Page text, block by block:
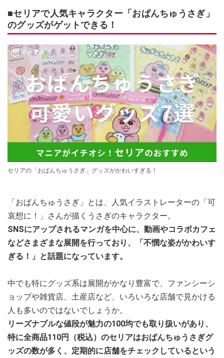
■セリアで人気キャラクター「おぱんちゅうさぎ」
のグッズがゲットできる！
セリアの「おぱんちゅうさぎ」グッズがかわいすぎる！
「おぱんちゅうさぎ」とは、人気イラストレーターの「可
哀想に！」さんが描くうさぎのキャラクター。
SNSにアップされるマンガを中心に、動画やコラボカフェ
などさまざまな展開を行っており、「不憫な姿がかわいす
ぎる！」と話題になっています。
中でも特にグッズ系は展開がかなり豊富で、ファンシーシ
ョップや雑貨店、土産店など、いろいろな店舗で見かける
人も多いのではないでしょうか。
リーズナブルな値段が魅力の100均でも取り扱いがあり、
特に全商品110円（税込）のセリアはおぱんちゅうさぎグ
ッズの数が多く、定期的に店舗をチェックしているという